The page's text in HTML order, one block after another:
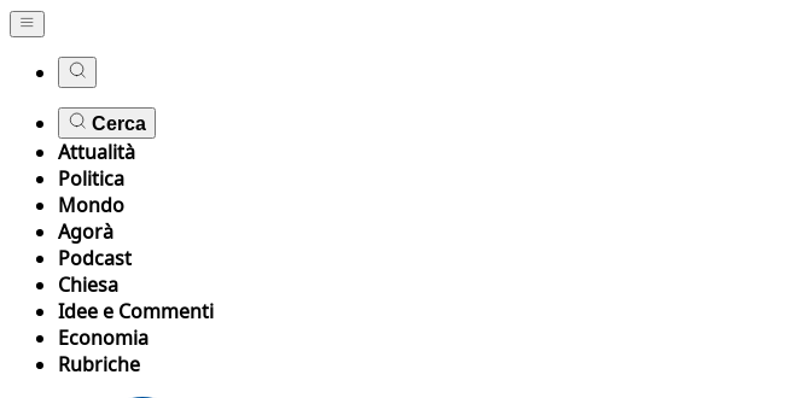
Cerca
Attualità
Politica
Mondo
Agorà
Podcast
Chiesa
Idee e Commenti
Economia
Rubriche